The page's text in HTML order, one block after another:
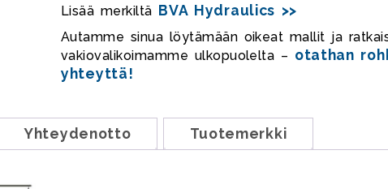
Lisää merkiltä BVA Hydraulics >>
Autamme sinua löytämään oikeat mallit ja
vakiovalikoimamme ulkopuolelta – otathan
yhteyttä!
Yhteydenotto Tuotemerkki